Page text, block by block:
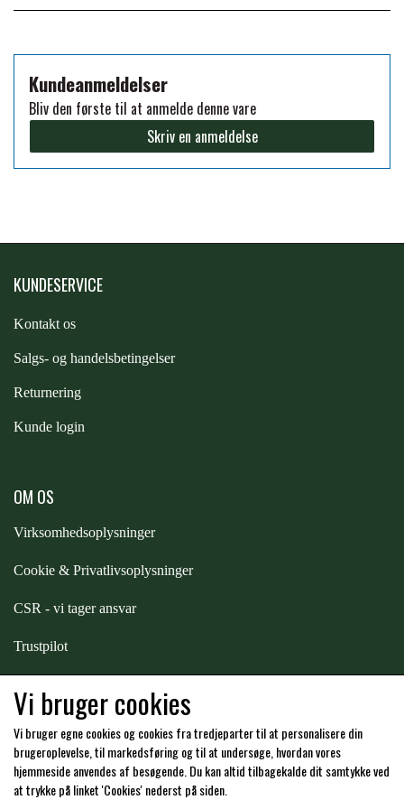
PREMIER EQUINE SADLER
PREMIER EQUINE SADEL TILBEHØR
PREMIER EQUINE SADELUNDERLAG
PREMIER EQUINE BENBESKYTTELSE
PREMIER EQUINE TRANSPORT
PREMIER EQUINE GROOMING & STALD
PREMIER EQUINE RYTTER
HAPPY MOUTH
NAF
PREMIER EQUINE
RACING TACK
Kundeanmeldelser
Bliv den første til at anmelde denne vare
Skriv en anmeldelse
KUNDESERVICE
Kontakt os
Salgs- og handelsbetingelser
Returnering
Kunde login
OM OS
Virksomhedsoplysninger
Cookie & Privatlivsoplysninger
CSR - vi tager ansvar
Trustpilot
Hos os kan du betale med:
Vi bruger cookies
Vi bruger egne cookies og cookies fra tredjeparter til at personalisere din
brugeroplevelse, til markedsføring og til at undersøge, hvordan vores
hjemmeside anvendes af besøgende. Du kan altid tilbagekalde dit samtykke ved
at trykke på linket 'Cookies' nederst på siden.